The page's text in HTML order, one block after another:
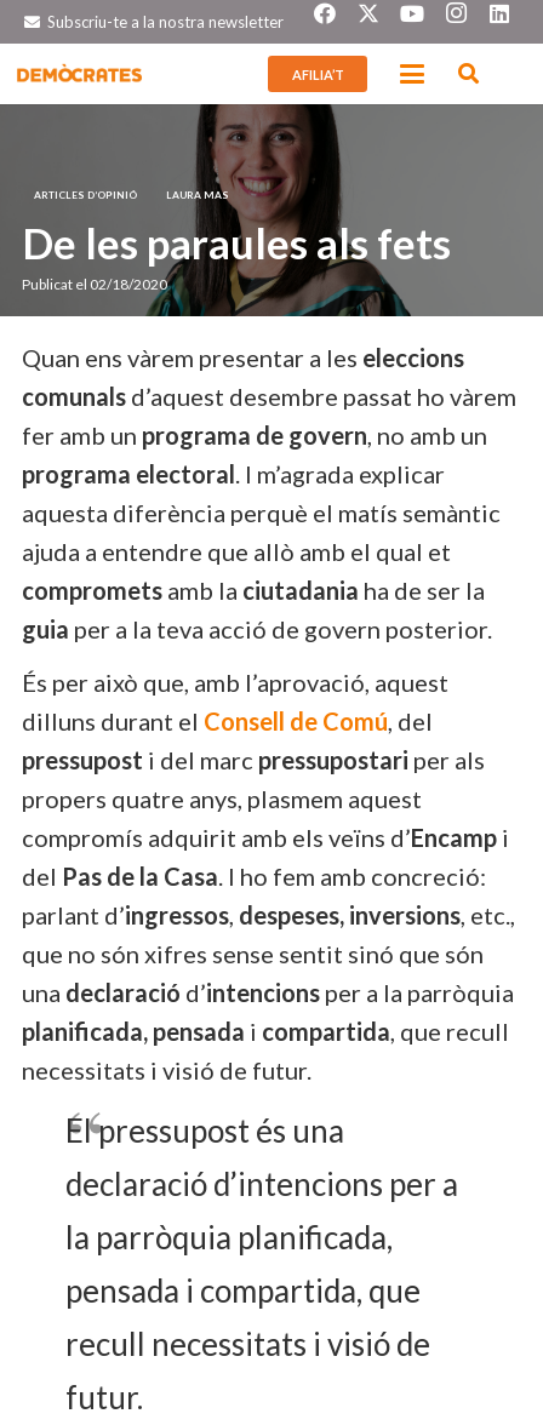
Subscriu-te a la nostra newsletter
AFILIA’T
ARTICLES D’OPINIÓ LAURA MAS
De les paraules als fets
Publicat el 02/18/2020
Quan ens vàrem presentar a les eleccions
comunals d’aquest desembre passat ho vàrem
fer amb un programa de govern, no amb un
programa electoral. I m’agrada explicar
aquesta diferència perquè el matís semàntic
ajuda a entendre que allò amb el qual et
compromets amb la ciutadania ha de ser la
guia per a la teva acció de govern posterior.
És per això que, amb l’aprovació, aquest
dilluns durant el Consell de Comú, del
pressupost i del marc pressupostari per als
propers quatre anys, plasmem aquest
compromís adquirit amb els veïns d’Encamp i
del Pas de la Casa. I ho fem amb concreció:
parlant d’ingressos, despeses, inversions, etc.,
que no són xifres sense sentit sinó que són
una declaració d’intencions per a la parròquia
planificada, pensada i compartida, que recull
necessitats i visió de futur.
El pressupost és una
declaració d’intencions per a
la parròquia planificada,
pensada i compartida, que
recull necessitats i visió de
futur.